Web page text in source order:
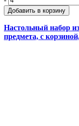
Добавить в корзину
Настольный набор
предмета, с